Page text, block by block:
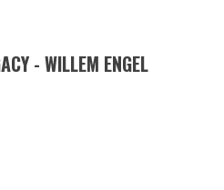
- WILLEM ENGEL